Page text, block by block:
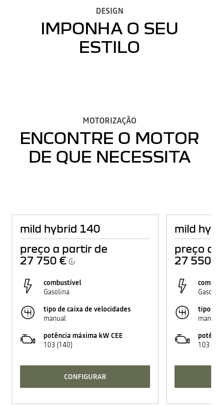
DESIGN
IMPONHA O SEU
ESTILO
MOTORIZAÇÃO
ENCONTRE O MOTOR
DE QUE NECESSITA
mild hybrid 140
preço a partir de
27 750 €
combustível
Gasolina
tipo de caixa de velocidades
manual
potência máxima kW CEE
103 (140)
CONFIGURAR
mild
preço a
27 550
tipo
103